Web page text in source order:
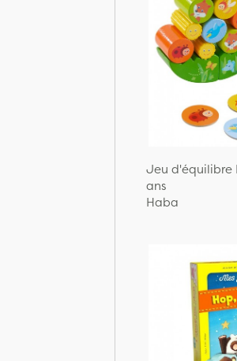
Jeu d'équilibre
ans
Haba